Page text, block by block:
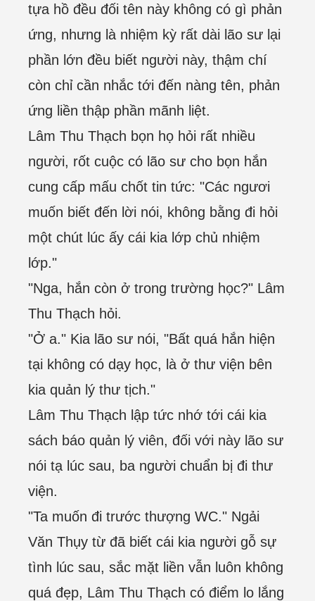
tựa hồ đều đối tên này không có gì phản
ứng, nhưng là nhiệm kỳ rất dài lão sư lại
phần lớn đều biết người này, thậm chí
còn chỉ cần nhắc tới đến nàng tên, phản
ứng liền thập phần mãnh liệt.
Lâm Thu Thạch bọn họ hỏi rất nhiều
người, rốt cuộc có lão sư cho bọn hắn
cung cấp mấu chốt tin tức: "Các ngươi
muốn biết đến lời nói, không bằng đi hỏi
một chút lúc ấy cái kia lớp chủ nhiệm
lớp."
"Nga, hắn còn ở trong trường học?" Lâm
Thu Thạch hỏi.
"Ở a." Kia lão sư nói, "Bất quá hắn hiện
tại không có dạy học, là ở thư viện bên
kia quản lý thư tịch."
Lâm Thu Thạch lập tức nhớ tới cái kia
sách báo quản lý viên, đối với này lão sư
nói tạ lúc sau, ba người chuẩn bị đi thư
viện.
"Ta muốn đi trước thượng WC." Ngải
Văn Thụy từ đã biết cái kia người gỗ sự
tình lúc sau, sắc mặt liền vẫn luôn không
quá đẹp, Lâm Thu Thạch có điểm lo lắng